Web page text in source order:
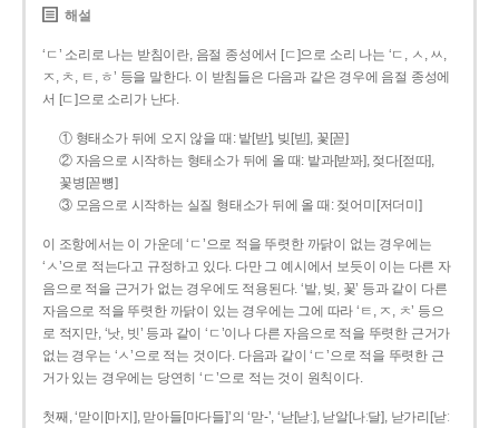
해설
‘ㄷ’ 소리로 나는 받침이란, 음절 종성에서 [ㄷ]으로 소리 나는 ‘ㄷ, ㅅ, ㅆ,
ㅈ, ㅊ, ㅌ, ㅎ’ 등을 말한다. 이 받침들은 다음과 같은 경우에 음절 종성에
서 [ㄷ]으로 소리가 난다.
① 형태소가 뒤에 오지 않을 때: 밭[받], 빚[빋], 꽃[꼳]
② 자음으로 시작하는 형태소가 뒤에 올 때: 밭과[받꽈], 젖다[젇따],
꽃병[꼳뼝]
③ 모음으로 시작하는 실질 형태소가 뒤에 올 때: 젖어미[저더미]
이 조항에서는 이 가운데 ‘ㄷ’으로 적을 뚜렷한 까닭이 없는 경우에는
‘ㅅ’으로 적는다고 규정하고 있다. 다만 그 예시에서 보듯이 이는 다른 자
음으로 적을 근거가 없는 경우에도 적용된다. ‘밭, 빚, 꽃’ 등과 같이 다른
자음으로 적을 뚜렷한 까닭이 있는 경우에는 그에 따라 ‘ㅌ, ㅈ, ㅊ’ 등으
로 적지만, ‘낫, 빗’ 등과 같이 ‘ㄷ’이나 다른 자음으로 적을 뚜렷한 근거가
없는 경우는 ‘ㅅ’으로 적는 것이다. 다음과 같이 ‘ㄷ’으로 적을 뚜렷한 근
거가 있는 경우에는 당연히 ‘ㄷ’으로 적는 것이 원칙이다.
첫째, ‘맏이[마지], 맏아들[마다들]’의 ‘맏-’, ‘낟[낟ː], 낟알[나ː달], 낟가리[낟ː